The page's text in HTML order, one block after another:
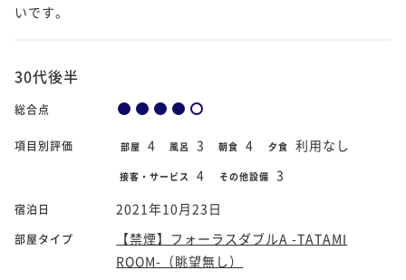
いです。
30代後半
総合点
項目別評価 部屋 4 風呂 3 朝食 4 夕食 利用なし
接客・サービス 4 その他設備 3
宿泊日 2021年10月23日
部屋タイプ
【禁煙】フォーラスダブルA -TATAMI
ROOM-（眺望無し）